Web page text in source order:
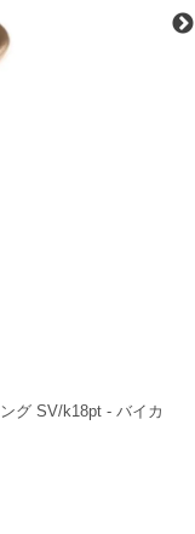
グ SV/k18pt - バイカ